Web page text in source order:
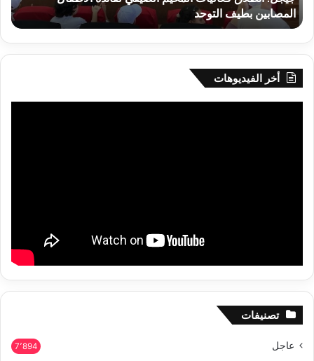
التوحد
المصابين بطيف التوحد
أخر الفيديوهات
تصنيفات
عاجل 7٬894